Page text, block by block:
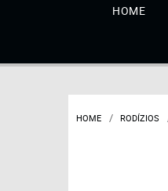
HOME
HOME RODÍZIOS